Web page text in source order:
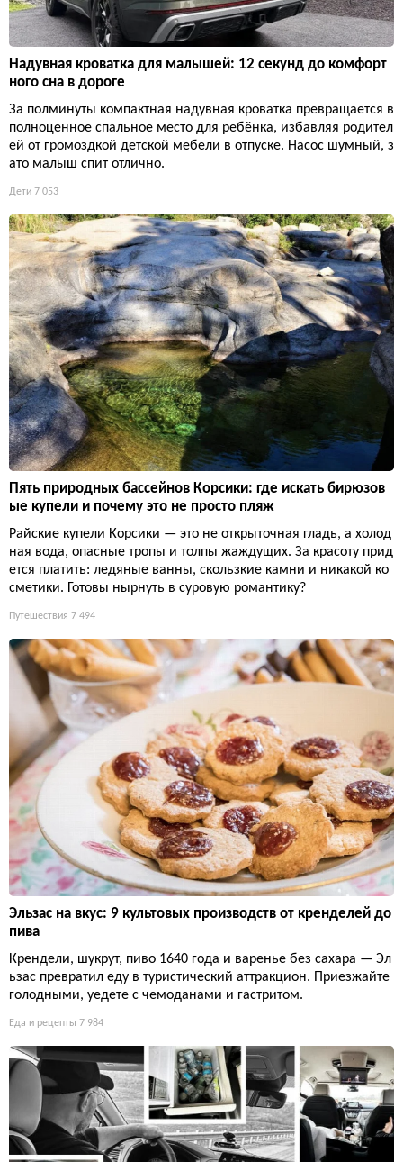
Надувная кроватка для малышей: 12 секунд до комфорт
ного сна в дороге
За полминуты компактная надувная кроватка превращается в
полноценное спальное место для ребёнка, избавляя родител
ей от громоздкой детской мебели в отпуске. Насос шумный, з
ато малыш спит отлично.
Дети 7 053
Пять природных бассейнов Корсики: где искать бирюзов
ые купели и почему это не просто пляж
Райские купели Корсики — это не открыточная гладь, а холод
ная вода, опасные тропы и толпы жаждущих. За красоту прид
ется платить: ледяные ванны, скользкие камни и никакой ко
сметики. Готовы нырнуть в суровую романтику?
Путешествия 7 494
Эльзас на вкус: 9 культовых производств от кренделей до
пива
Крендели, шукрут, пиво 1640 года и варенье без сахара — Эл
ьзас превратил еду в туристический аттракцион. Приезжайте
голодными, уедете с чемоданами и гастритом.
Еда и рецепты 7 984